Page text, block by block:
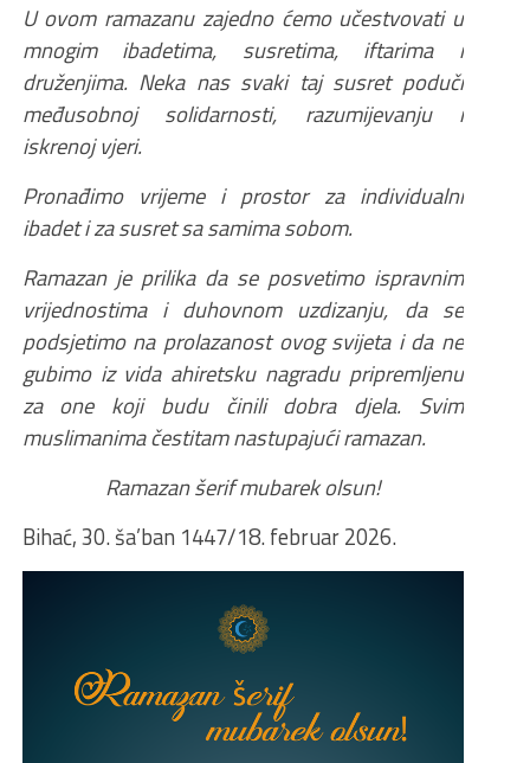
U ovom ramazanu zajedno ćemo učestvovati u
mnogim ibadetima, susretima, iftarima i
druženjima. Neka nas svaki taj susret poduči
međusobnoj solidarnosti, razumijevanju i
iskrenoj vjeri.
Pronađimo vrijeme i prostor za individualni
ibadet i za susret sa samima sobom.
Ramazan je prilika da se posvetimo ispravnim
vrijednostima i duhovnom uzdizanju, da se
podsjetimo na prolazanost ovog svijeta i da ne
gubimo iz vida ahiretsku nagradu pripremljenu
za one koji budu činili dobra djela. Svim
muslimanima čestitam nastupajući ramazan.
Ramazan šerif mubarek olsun!
Bihać, 30. ša’ban 1447/18. februar 2026.